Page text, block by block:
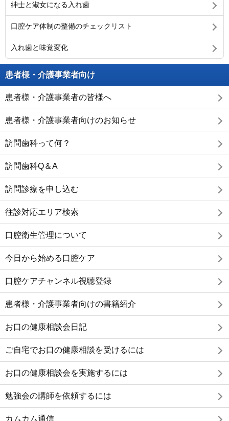
紳士と淑女になる入れ歯
口腔ケア体制の整備のチェックリスト
入れ歯と味覚変化
患者様・介護事業者向け
患者様・介護事業者の皆様へ
患者様・介護事業者向けのお知らせ
訪問歯科って何？
訪問歯科Q＆A
訪問診療を申し込む
往診対応エリア検索
口腔衛生管理について
今日から始める口腔ケア
口腔ケアチャンネル視聴登録
患者様・介護事業者向けの書籍紹介
お口の健康相談会日記
ご自宅でお口の健康相談を受けるには
お口の健康相談会を実施するには
勉強会の講師を依頼するには
カムカム通信